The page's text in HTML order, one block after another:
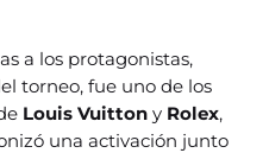
a los protagonistas,
torneo, fue uno de los
Louis Vuitton y Rolex,
una activación junto